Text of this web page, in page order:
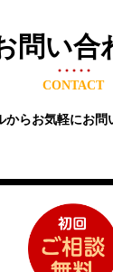
お問い合わせは
北九州市小倉北区
問い合
CONTACT
からお気軽にお問